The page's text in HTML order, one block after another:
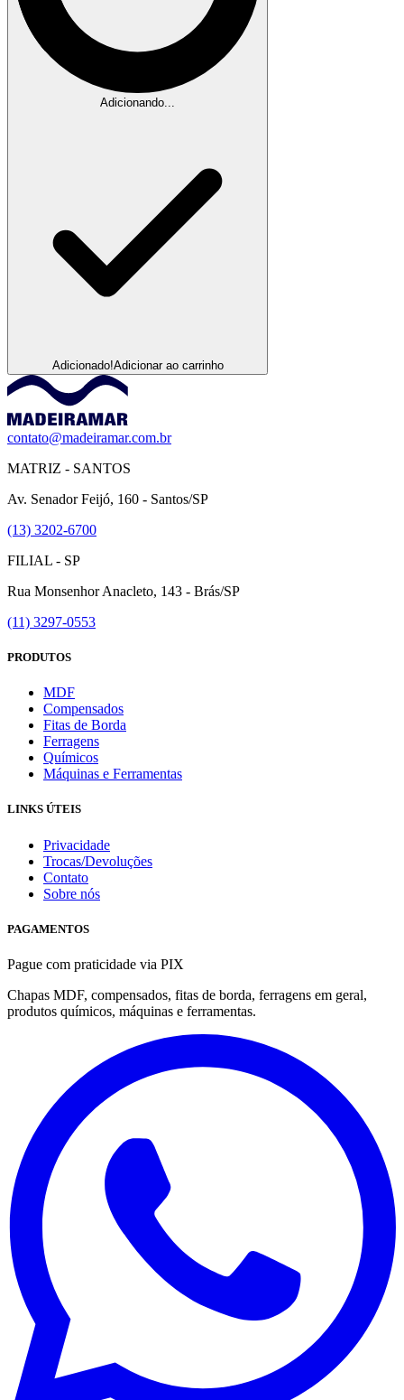
Adicionando...
Adicionado!Adicionar ao carrinho
contato@madeiramar.com.br
MATRIZ - SANTOS
Av. Senador Feijó, 160 - Santos/SP
(13) 3202-6700
FILIAL - SP
Rua Monsenhor Anacleto, 143 - Brás/SP
(11) 3297-0553
PRODUTOS
MDF
Compensados
Fitas de Borda
Ferragens
Químicos
Máquinas e Ferramentas
LINKS ÚTEIS
Privacidade
Trocas/Devoluções
Contato
Sobre nós
PAGAMENTOS
Pague com praticidade via PIX
Chapas MDF, compensados, fitas de borda, ferragens em geral,
produtos químicos, máquinas e ferramentas.